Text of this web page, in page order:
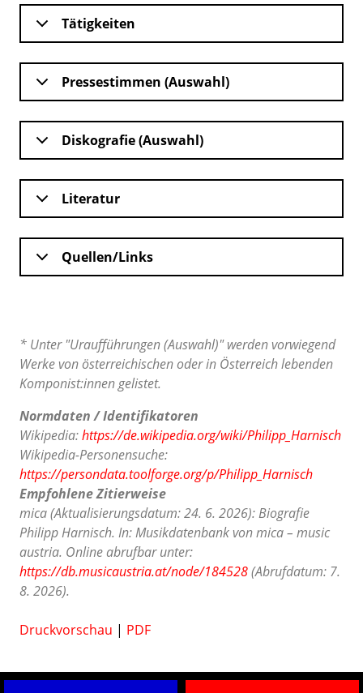
Tätigkeiten
Pressestimmen (Auswahl)
Diskografie (Auswahl)
Literatur
Quellen/Links
* Unter "Uraufführungen (Auswahl)" werden vorwiegend
Werke von österreichischen oder in Österreich lebenden
Komponist:innen gelistet.
Normdaten / Identifikatoren
Wikipedia:https://de.wikipedia.org/wiki/Philipp_Harnisch
Wikipedia-Personensuche:
https://persondata.toolforge.org/p/Philipp_Harnisch
Empfohlene Zitierweise
mica (Aktualisierungsdatum: 24. 6. 2026): Biografie
Philipp Harnisch. In: Musikdatenbank von mica – music
austria. Online abrufbar unter:
https://db.musicaustria.at/node/184528(Abrufdatum: 7.
8. 2026).
Druckvorschau | PDF